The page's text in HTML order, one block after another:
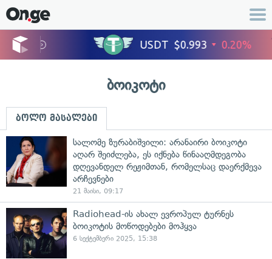
ბოიკოტი
ბოლო მასალები
სალომე ზურაბიშვილი: არანაირი ბოიკოტი
აღარ შეიძლება, ეს იქნება წინააღმდეგობა
დღევანდელ რეჟიმთან, რომელსაც დაერქმევა
არჩევნები
21 მაისი, 09:17
Radiohead-ის ახალ ევროპულ ტურნეს
ბოიკოტის მოწოდებები მოჰყვა
6 სექტემბერი 2025, 15:38